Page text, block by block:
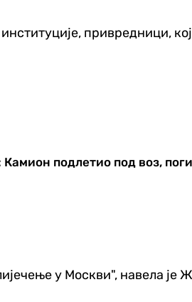
привредници,
подлетио под воз,
у Москви", навела је